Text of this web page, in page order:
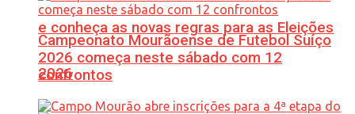
e conheça as novas regras para as Eleições
2026
Campeonato Mourãoense de Futebol Suíço
2026 começa neste sábado com 12
confrontos